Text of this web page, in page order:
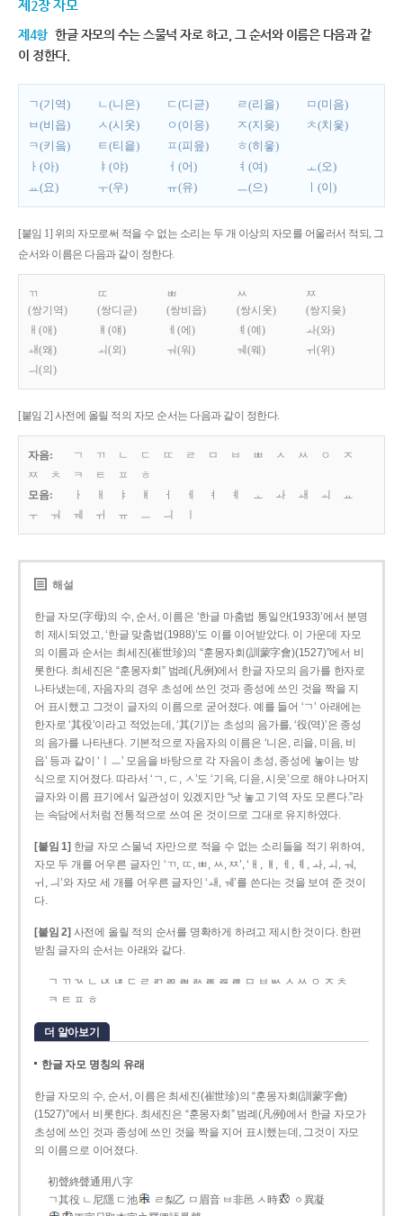
제2장 자모
제4항 한글 자모의 수는 스물넉 자로 하고, 그 순서와 이름은 다음과 같
이 정한다.
ㄱ(기역) ㄴ(니은) ㄷ(디귿) ㄹ(리을)
ㅁ(미음)
ㅂ(비읍)
ㅅ(시옷) ㅇ(이응) ㅈ(지읒)
ㅊ(치읓)
ㅋ(키읔)
ㅌ(티읕) ㅍ(피읖)
ㅎ(히읗)
ㅏ(아)
ㅑ(야) ㅓ(어) ㅕ(여)
ㅗ(오)
ㅛ(요)
ㅜ(우) ㅠ(유) ㅡ(으) ㅣ(이)
[붙임 1] 위의 자모로써 적을 수 없는 소리는 두 개 이상의 자모를 어울러서 적되, 그
순서와 이름은 다음과 같이 정한다.
ㄲ
(쌍기역)
ㄸ
(쌍디귿)
ㅃ
(쌍비읍)
ㅆ
(쌍시옷)
ㅉ
(쌍지읒)
ㅐ(애)
ㅒ(얘) ㅔ(에) ㅖ(예)
ㅘ(와)
ㅙ(왜)
ㅚ(외) ㅝ(워) ㅞ(웨)
ㅟ(위)
ㅢ(의)
[붙임 2] 사전에 올릴 적의 자모 순서는 다음과 같이 정한다.
자음: ㄱ ㄲ ㄴ ㄷ ㄸ ㄹ ㅁ ㅂ ㅃ ㅅ ㅆ ㅇ
ㅈ
ㅉ
ㅊ ㅋ ㅌ ㅍ
ㅎ
모음:
ㅏ ㅐ ㅑ ㅒ ㅓ ㅔ ㅕ ㅖ ㅗ ㅘ ㅙ ㅚ
ㅛ
ㅜ
ㅝ ㅞ ㅟ ㅠ ㅡ ㅢ
해설
한글 자모(字母)의 수, 순서, 이름은 ‘한글 마춤법 통일안(1933)’에서 분명
히 제시되었고, ‘한글 맞춤법(1988)’도 이를 이어받았다. 이 가운데 자모
의 이름과 순서는 최세진(崔世珍)의 “훈몽자회(訓蒙字會)(1527)”에서 비
롯한다. 최세진은 “훈몽자회” 범례(凡例)에서 한글 자모의 음가를 한자로
나타냈는데, 자음자의 경우 초성에 쓰인 것과 종성에 쓰인 것을 짝을 지
어 표시했고 그것이 글자의 이름으로 굳어졌다. 예를 들어 ‘ㄱ’ 아래에는
한자로 ‘其役’이라고 적었는데, ‘其(기)’는 초성의 음가를, ‘役(역)’은 종성
의 음가를 나타낸다. 기본적으로 자음자의 이름은 ‘니은, 리을, 미음, 비
읍’ 등과 같이 ‘ㅣㅡ’ 모음을 바탕으로 각 자음이 초성, 종성에 놓이는 방
식으로 지어졌다. 따라서 ‘ㄱ, ㄷ, ㅅ’도 ‘기윽, 디읃, 시읏’으로 해야 나머지
글자와 이름 표기에서 일관성이 있겠지만 “낫 놓고 기역 자도 모른다.”라
는 속담에서처럼 전통적으로 쓰여 온 것이므로 그대로 유지하였다.
[붙임 1] 한글 자모 스물넉 자만으로 적을 수 없는 소리들을 적기 위하여,
자모 두 개를 어우른 글자인 ‘ㄲ, ㄸ, ㅃ, ㅆ, ㅉ’, ‘ㅐ, ㅒ, ㅔ, ㅖ, ㅘ, ㅚ, ㅝ,
ㅟ, ㅢ’와 자모 세 개를 어우른 글자인 ‘ㅙ, ㅞ’를 쓴다는 것을 보여 준 것이
다.
[붙임 2] 사전에 올릴 적의 순서를 명확하게 하려고 제시한 것이다. 한편
받침 글자의 순서는 아래와 같다.
ㄱ ㄲ ㄳ ㄴ ㄵ ㄶ ㄷ ㄹ ㄺ ㄻ ㄼ ㄽ ㄾ ㄿ ㅀ ㅁ ㅂ ㅄ ㅅ ㅆ ㅇ ㅈ ㅊ
ㅋ ㅌ ㅍ ㅎ
더 알아보기
한글 자모 명칭의 유래
한글 자모의 수, 순서, 이름은 최세진(崔世珍)의 “훈몽자회(訓蒙字會)
(1527)”에서 비롯한다. 최세진은 “훈몽자회” 범례(凡例)에서 한글 자모가
초성에 쓰인 것과 종성에 쓰인 것을 짝을 지어 표시했는데, 그것이 자모
의 이름으로 이어졌다.
初聲終聲通用八字
ㄱ其役 ㄴ尼隱 ㄷ池
ㄹ梨乙 ㅁ眉音 ㅂ非邑 ㅅ時
ㆁ異凝